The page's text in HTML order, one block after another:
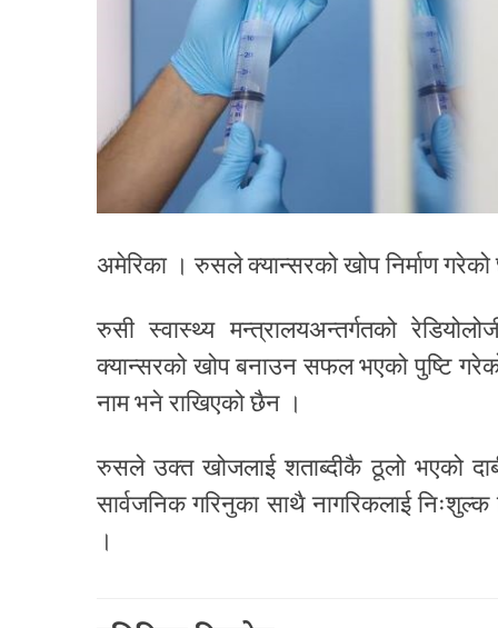
अमेरिका । रुसले क्यान्सरको खोप निर्माण
रुसी स्वास्थ्य मन्त्रालयअन्तर्गतको
क्यान्सरको खोप बनाउन सफल भएको पुष्टि
नाम भने राखिएको छैन ।
रुसले उक्त खोजलाई शताब्दीकै ठूलो भएको
सार्वजनिक गरिनुका साथै नागरिकलाई
।